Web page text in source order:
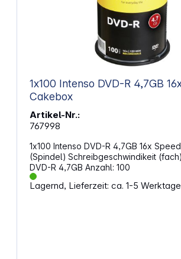
1x100 Intenso DVD-R 4,7GB 16x Speed,
Cakebox
Artikel-Nr.:
767998
1x100 Intenso DVD-R 4,7GB 16x Speed Cake Box
(Spindel) Schreibgeschwindikeit (fach): 16x Typ:
DVD-R 4,7GB Anzahl: 100
Lagernd, Lieferzeit: ca. 1-5 Werktage